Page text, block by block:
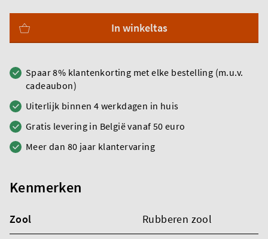
In winkeltas
Spaar 8% klantenkorting met elke bestelling (m.u.v.
cadeaubon)
Uiterlijk binnen 4 werkdagen in huis
Gratis levering in België vanaf 50 euro
Meer dan 80 jaar klantervaring
Kenmerken
Zool Rubberen zool